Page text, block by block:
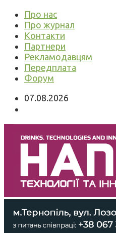
Про нас
Про журнал
Контакти
Партнери
Рекламодавцям
Передплата
Форум
07.08.2026